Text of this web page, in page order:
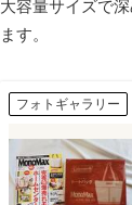
大容量サイズで
ます。
フォトギャラリー